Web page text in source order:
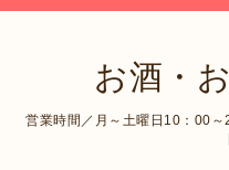
お酒・
営業時間／月～土曜日10：00